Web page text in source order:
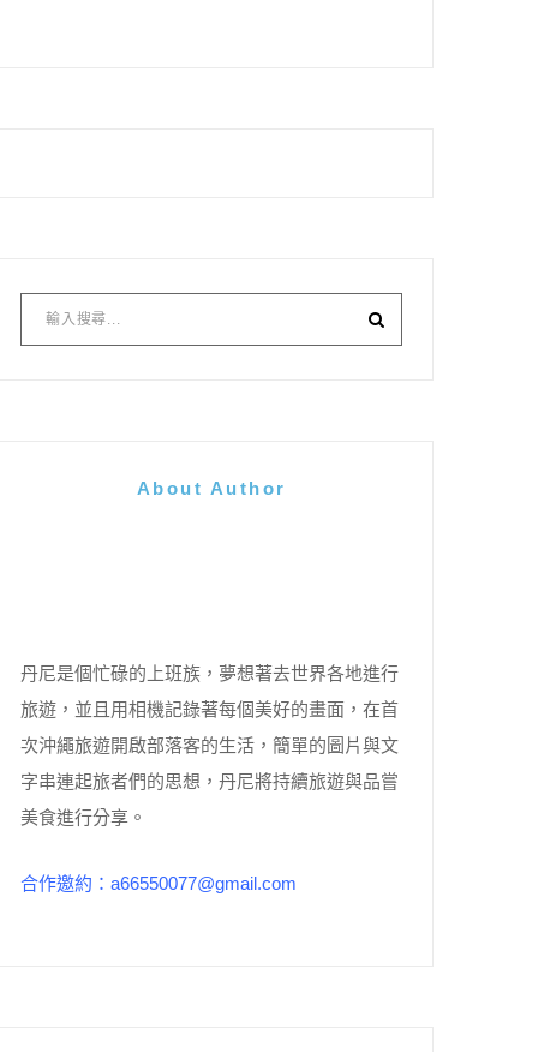
About Author
丹尼是個忙碌的上班族，夢想著去世界各地進行
旅遊，並且用相機記錄著每個美好的畫面，在首
次沖繩旅遊開啟部落客的生活，簡單的圖片與文
字串連起旅者們的思想，丹尼將持續旅遊與品嘗
美食進行分享。
合作邀約：a66550077@gmail.com